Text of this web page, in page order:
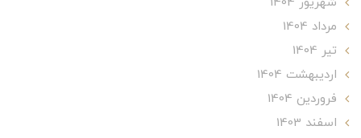
مرداد 1404
تير 1404
ارديبهشت 1404
فروردین 1404
اسفند 1403